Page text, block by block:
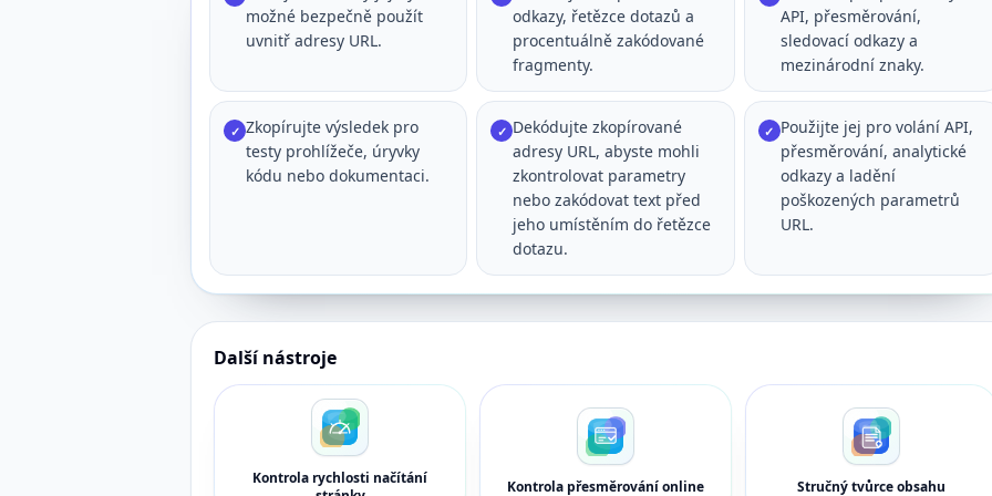
možné bezpečně použít
uvnitř adresy URL.
odkazy, řetězce dotazů a
procentuálně zakódované
fragmenty.
API, přesměrování,
sledovací odkazy a
mezinárodní znaky.
✓ Zkopírujte výsledek pro
testy prohlížeče, úryvky
kódu nebo dokumentaci.
✓ Dekódujte zkopírované
adresy URL, abyste mohli
zkontrolovat parametry
nebo zakódovat text před
jeho umístěním do řetězce
dotazu.
✓ Použijte jej pro volání API,
přesměrování, analytické
odkazy a ladění
poškozených parametrů
URL.
Další nástroje
Kontrola rychlosti načítání
Kontrola přesměrování online Stručný tvůrce obsahu